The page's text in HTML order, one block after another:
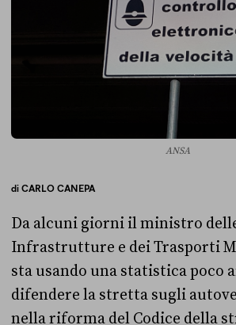
ANSA
diCARLO CANEPA
Da alcuni giorni il ministro
Infrastrutture e dei Trasporti
sta usando una statistica poco
difendere la stretta sugli
nella riforma del Codice della